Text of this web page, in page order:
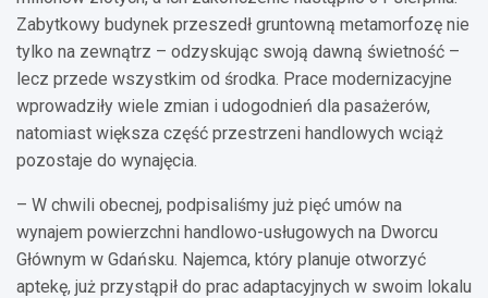
Zabytkowy budynek przeszedł gruntowną metamorfozę nie
tylko na zewnątrz – odzyskując swoją dawną świetność –
lecz przede wszystkim od środka. Prace modernizacyjne
wprowadziły wiele zmian i udogodnień dla pasażerów,
natomiast większa część przestrzeni handlowych wciąż
pozostaje do wynajęcia.
– W chwili obecnej, podpisaliśmy już pięć umów na
wynajem powierzchni handlowo-usługowych na Dworcu
Głównym w Gdańsku. Najemca, który planuje otworzyć
aptekę, już przystąpił do prac adaptacyjnych w swoim lokalu